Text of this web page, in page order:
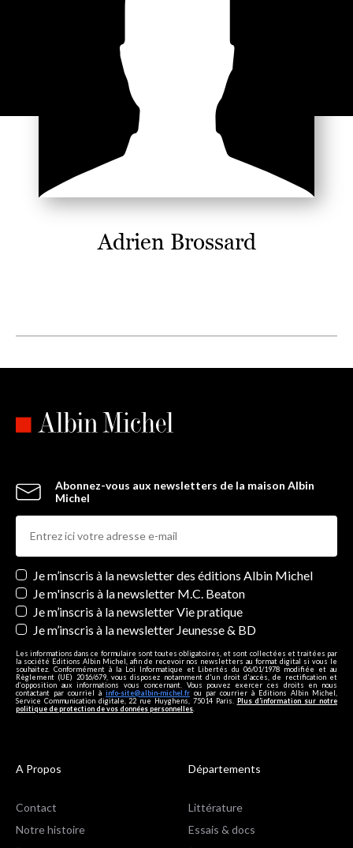
Adrien Brossard
Abonnez-vous aux newsletters de la maison Albin
Michel
Newsletters
Je m’inscris à la newsletter des éditions Albin Michel
Je m'inscris à la newsletter M.C. Beaton
Je m’inscris à la newsletter Vie pratique
Je m’inscris à la newsletter Jeunesse & BD
Les informations dans ce formulaire sont toutes obligatoires, et sont collectées et traitées par
la société Editions Albin Michel, afin de recevoir nos newsletters au format digital si vous le
souhaitez. Conformément à la Loi Informatique et Libertés du 06/01/1978 modifiée et au
Règlement (UE) 2016/679, vous disposez notamment d'un droit d'accès, de rectification et
d’opposition aux informations vous concernant. Vous pouvez exercer ces droits en nous
contactant par courriel à info-site@albin-michel.fr ou par courrier à Editions Albin Michel,
Service Communication digitale, 22 rue Huyghens, 75014 Paris. Plus d’information sur notre
politique de protection de vos données personnelles
A Propos
Contact
Notre histoire
Départements
Littérature
Essais & docs